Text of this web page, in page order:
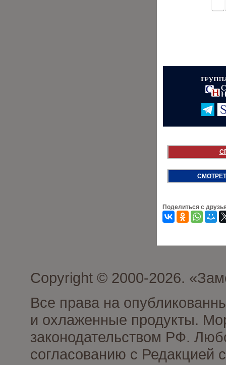
Поделиться с
Copyright © 2000-2026.
Все права на
и охлаженные продукты.
законодательством РФ.
согласованию с Редакцией